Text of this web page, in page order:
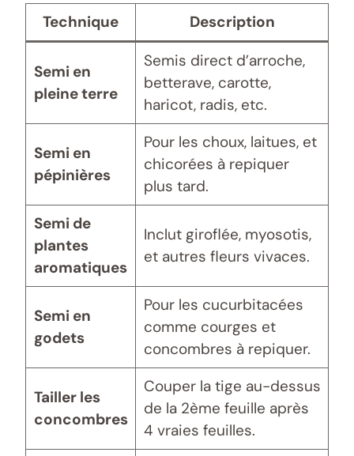
Technique Description
Semi en
pleine terre
Semis direct d’arroche,
betterave, carotte,
haricot, radis, etc.
Semi en
pépinières
Pour les choux, laitues, et
chicorées à repiquer
plus tard.
Semi de
plantes
aromatiques
Inclut giroflée, myosotis,
et autres fleurs vivaces.
Semi en
godets
Pour les cucurbitacées
comme courges et
concombres à repiquer.
Tailler les
concombres
Couper la tige au-dessus
de la 2ème feuille après
4 vraies feuilles.